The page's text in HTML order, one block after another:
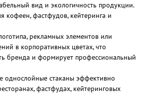
вид и экологичность продукции.
кофеен, фастфудов, кейтеринга и
рекламных элементов или
в корпоративных цветах, что
бренда и формирует профессиональный
однослойные стаканы эффективно
фастфудах, кейтеринговых